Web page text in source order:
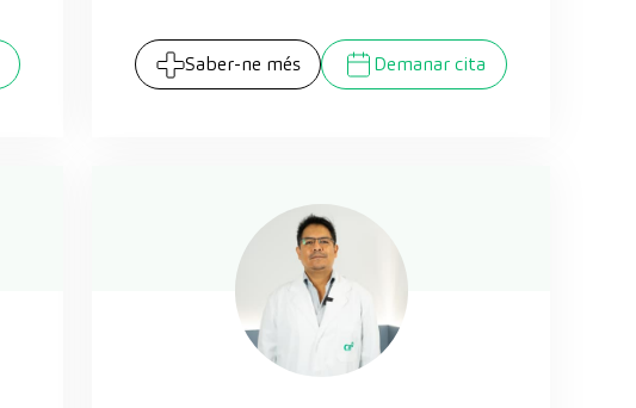
Saber-ne més Demanar cita